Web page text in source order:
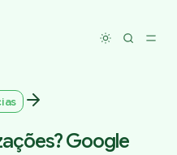
Toggle
Google